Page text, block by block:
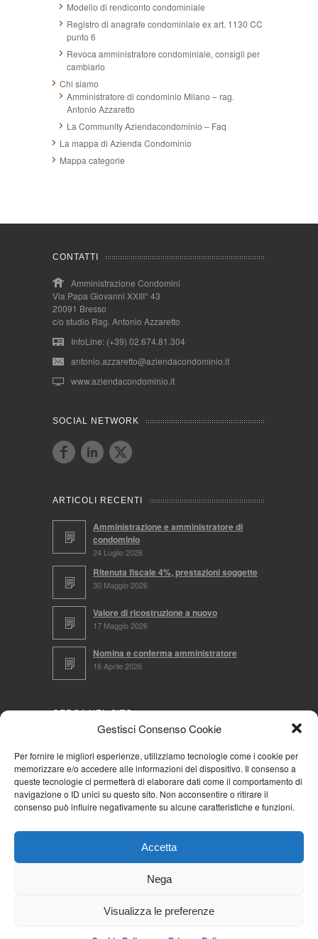
Gestisci Consenso Cookie
Per fornire le migliori esperienze, utilizziamo tecnologie come i cookie per
memorizzare e/o accedere alle informazioni del dispositivo. Il consenso a
queste tecnologie ci permetterà di elaborare dati come il comportamento di
navigazione o ID unici su questo sito. Non acconsentire o ritirare il
consenso può influire negativamente su alcune caratteristiche e funzioni.
Accetta
Nega
Visualizza le preferenze
Modello di rendiconto condominiale
Registro di anagrafe condominiale ex art. 1130 CC
punto 6
Revoca amministratore condominiale, consigli per
cambiarlo
Chi siamo
Amministratore di condominio Milano – rag.
Antonio Azzaretto
La Community Aziendacondominio – Faq
La mappa di Azienda Condominio
Mappa categorie
CONTATTI
Amministrazione Condomini
Via Papa Giovanni XXIII° 43
20091 Bresso
c/o studio Rag. Antonio Azzaretto
InfoLine: (+39) 02.674.81.304
antonio.azzaretto@aziendacondominio.it
www.aziendacondominio.it
SOCIAL NETWORK
ARTICOLI RECENTI
Amministrazione e amministratore di
condominio
24 Luglio 2026
Ritenuta fiscale 4%, prestazioni soggette
30 Maggio 2026
Valore di ricostruzione a nuovo
17 Maggio 2026
Nomina e conferma amministratore
16 Aprile 2026
CERCA NEL SITO
NAVIGA PER
Mappa completa
Cookie Policy (UE)
Iscriviti alla Community AziendaCondominio